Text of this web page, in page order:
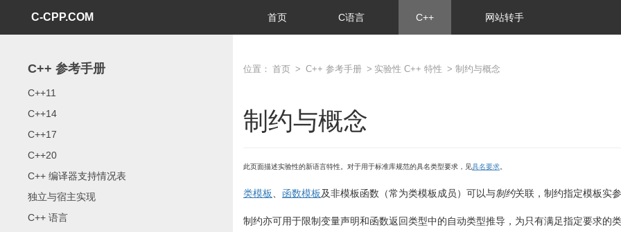
C-CPP.COM 首页 C语言 C++ 网站转手
C++ 参考手册
C++11
C++14
C++17
C++20
C++ 编译器支持情况表
独立与宿主实现
C++ 语言
位置： 首页 > C++ 参考手册 > 实验性 C++ 特性 > 制约与概念
制约与概念
此页面描述实验性的新语言特性。对于用于标准库规范的具名类型要求，见具名要求
类模板 函数模板及非模板函数（常为类模板成员）可以与制约关联，制约指定模板实
制约亦可用于限制变量声明和函数返回类型中的自动类型推导，为只有满足指定要求的类